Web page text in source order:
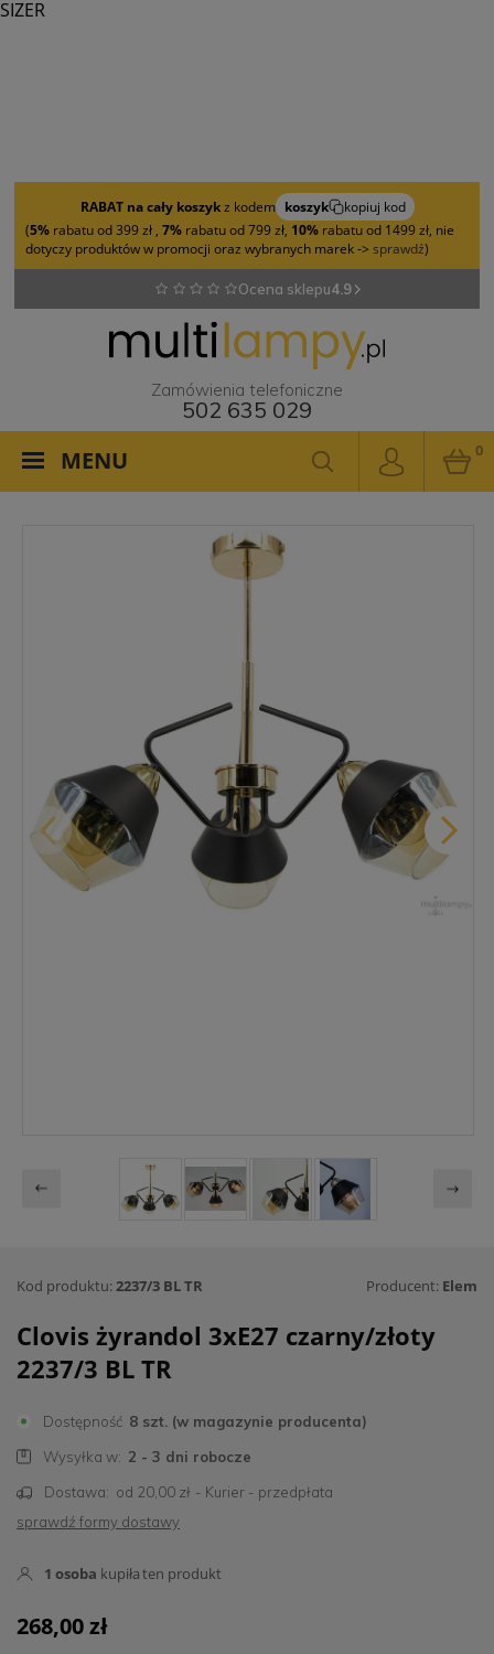
RABAT na cały koszykz kodem koszyk
kopiuj kod
(5% rabatu od 399 zł , 7% rabatu od 799 zł, 10% rabatu od 1499 zł, nie
dotyczy produktów w promocji oraz wybranych marek -> sprawdź)
Ocena sklepu4.9
Zamówienia telefoniczne
502 635 029
MENU 0
Kod produktu:2237/3 BL TR Producent: Elem
Clovis żyrandol 3xE27 czarny/złoty
2237/3 BL TR
Dostępność 8 szt. (w magazynie producenta)
Wysyłka w: 2 - 3 dni robocze
Dostawa: od 20,00 zł - Kurier - przedpłata
sprawdź formy dostawy
1 osoba kupiłaten produkt
268,00 zł
SIZER